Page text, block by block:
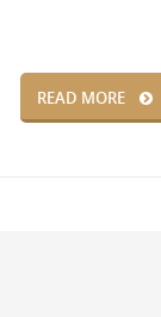
READ MORE